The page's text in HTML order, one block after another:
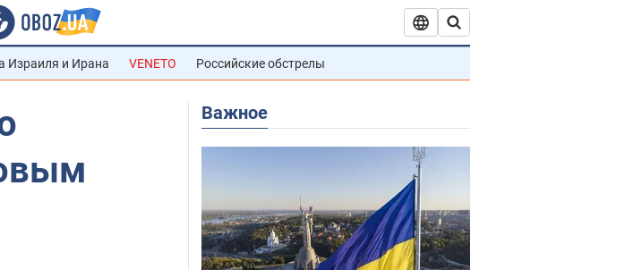
Израиля и Ирана VENETO Российские обстрелы
Важное